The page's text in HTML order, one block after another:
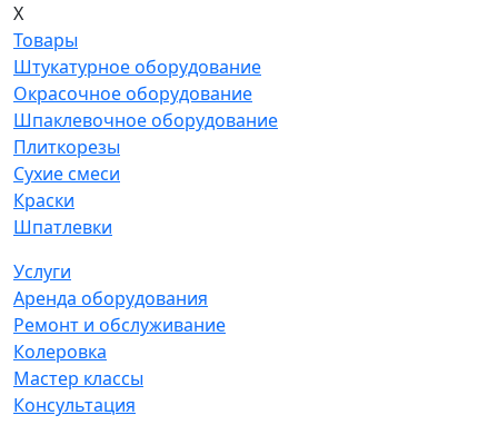
X
Товары
Штукатурное оборудование
Окрасочное оборудование
Шпаклевочное оборудование
Плиткорезы
Сухие смеси
Краски
Шпатлевки
Услуги
Аренда оборудования
Ремонт и обслуживание
Колеровка
Мастер классы
Консультация